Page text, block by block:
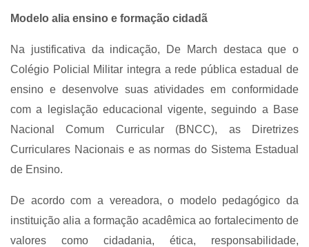
Modelo alia ensino e formação cidadã
Na justificativa da indicação, De March destaca que o
Colégio Policial Militar integra a rede pública estadual de
ensino e desenvolve suas atividades em conformidade
com a legislação educacional vigente, seguindo a Base
Nacional Comum Curricular (BNCC), as Diretrizes
Curriculares Nacionais e as normas do Sistema Estadual
de Ensino.
De acordo com a vereadora, o modelo pedagógico da
instituição alia a formação acadêmica ao fortalecimento de
valores como cidadania, ética, responsabilidade,